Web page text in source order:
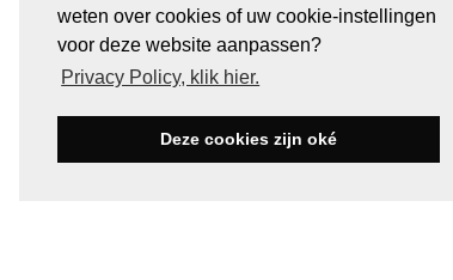
weten over cookies of uw cookie-instellingen
voor deze website aanpassen?
Privacy Policy, klik hier.
Deze cookies zijn oké
Alle transacties verlopen via een beveiligde SSL-